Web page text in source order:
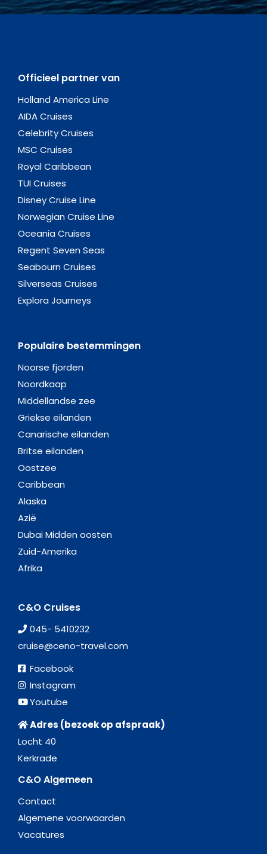
Officieel partner van
Holland America Line
AIDA Cruises
Celebrity Cruises
MSC Cruises
Royal Caribbean
TUI Cruises
Disney Cruise Line
Norwegian Cruise Line
Oceania Cruises
Regent Seven Seas
Seabourn Cruises
Silverseas Cruises
Explora Journeys
Populaire bestemmingen
Noorse fjorden
Noordkaap
Middellandse zee
Griekse eilanden
Canarische eilanden
Britse eilanden
Oostzee
Caribbean
Alaska
Azië
Dubai Midden oosten
Zuid-Amerika
Afrika
C&O Cruises
045- 5410232
cruise@ceno-travel.com
Facebook
Instagram
Youtube
Adres (bezoek op afspraak)
Locht 40
Kerkrade
C&O Algemeen
Contact
Algemene voorwaarden
Vacatures